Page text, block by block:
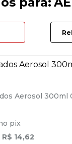
Aerosol 300ml
pix
R$ 14,62